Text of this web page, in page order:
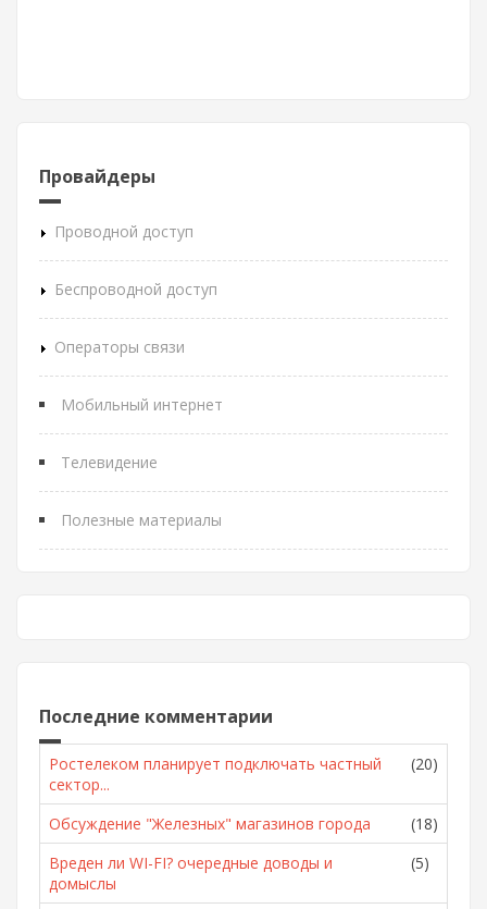
Провайдеры
Проводной доступ
Беспроводной доступ
Операторы связи
Мобильный интернет
Телевидение
Полезные материалы
Последние комментарии
Ростелеком планирует подключать частный
сектор...
(20)
Обсуждение "Железных" магазинов города
(18)
Вреден ли WI-FI? очередные доводы и
домыслы
(5)